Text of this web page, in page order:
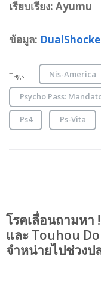
เรียบเรียง: Ayumu
ข้อมูล:
Tags : Nis-America
Psycho Pass:
Ps4 Ps-Vita
โรคเลื่อนถามหา
และ Touhou
จำหน่ายไปช่วงป